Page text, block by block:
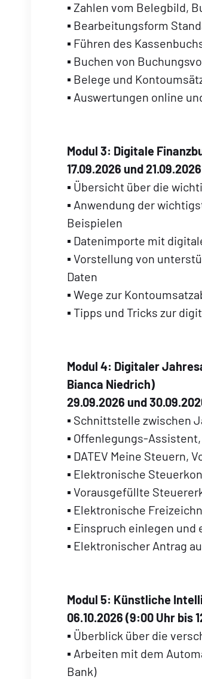
▪ Zahlen vom Belegbild,
▪ Bearbeitungsform
▪ Führen des
▪ Buchen von
▪ Belege und
▪ Auswertungen online
Modul 3: Digitale
17.09.2026 und
▪ Übersicht über die
▪ Anwendung der
Beispielen
▪ Datenimporte mit
▪ Vorstellung von
Daten
▪ Wege zur
▪ Tipps und Tricks zur
Modul 4: Digitaler
Bianca Niedrich)
29.09.2026 und
▪ Schnittstelle zwischen
▪ Offenlegungs-
▪ DATEV Meine Steuern,
▪ Elektronische
▪ Vorausgefüllte
▪ Elektronische
▪ Einspruch einlegen
▪ Elektronischer Antrag
Modul 5: Künstliche
06.10.2026 (9:00 Uhr bis
▪ Überblick über die
▪ Arbeiten mit dem
Bank)